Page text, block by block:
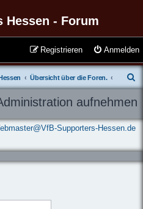
Hessen - Forum
Anmelden
Registrieren
Übersicht über die Foren.
u
c
h
aufnehmen
Supporters-Hessen.de